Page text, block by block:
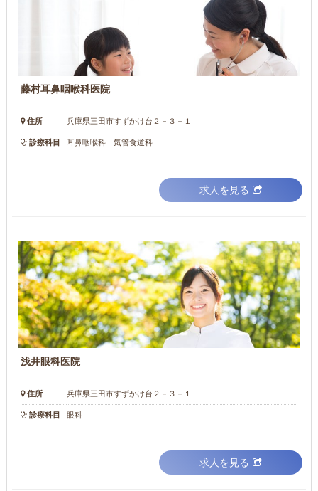
藤村耳鼻咽喉科医院
住所 兵庫県三田市すずかけ台２－３－１
診療科目 耳鼻咽喉科 気管食道科
求人を見る
浅井眼科医院
住所 兵庫県三田市すずかけ台２－３－１
診療科目 眼科
求人を見る